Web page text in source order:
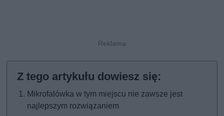
Mikrofalówka w tym miejscu nie zawsze jest
najlepszym rozwiązaniem